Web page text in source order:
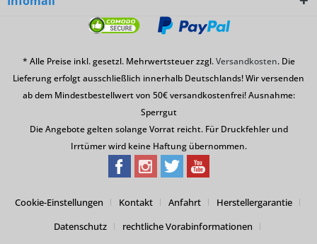
* Alle Preise inkl. gesetzl. Mehrwertsteuer zzgl.Versandkosten. Die
Lieferung erfolgt ausschließlich innerhalb Deutschlands! Wir versenden
ab dem Mindestbestellwert von 50€ versandkostenfrei! Ausnahme:
Sperrgut
Die Angebote gelten solange Vorrat reicht. Für Druckfehler und
Irrtümer wird keine Haftung übernommen.
Cookie-Einstellungen Kontakt Anfahrt
Herstellergarantie
Datenschutz
rechtliche Vorabinformationen